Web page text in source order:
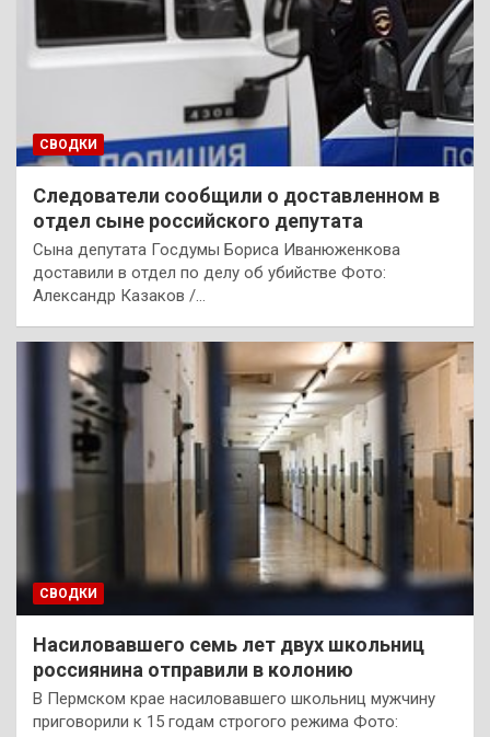
СВОДКИ
Следователи сообщили о доставленном в
отдел сыне российского депутата
Сына депутата Госдумы Бориса Иванюженкова
доставили в отдел по делу об убийстве Фото:
Александр Казаков /…
СВОДКИ
Насиловавшего семь лет двух школьниц
россиянина отправили в колонию
В Пермском крае насиловавшего школьниц мужчину
приговорили к 15 годам строгого режима Фото: